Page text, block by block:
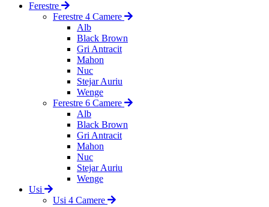
Ferestre
Ferestre 4 Camere
Alb
Black Brown
Gri Antracit
Mahon
Nuc
Stejar Auriu
Wenge
Ferestre 6 Camere
Alb
Black Brown
Gri Antracit
Mahon
Nuc
Stejar Auriu
Wenge
Usi
Usi 4 Camere